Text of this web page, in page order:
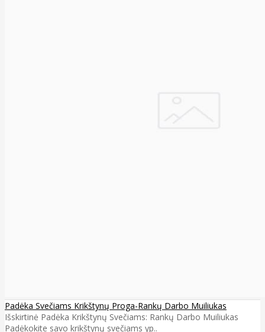
Padėka Svečiams Krikštynų Proga-Rankų Darbo Muiliukas
Išskirtinė Padėka Krikštynų Svečiams: Rankų Darbo Muiliukas
Padėkokite savo krikštynų svečiams yp..